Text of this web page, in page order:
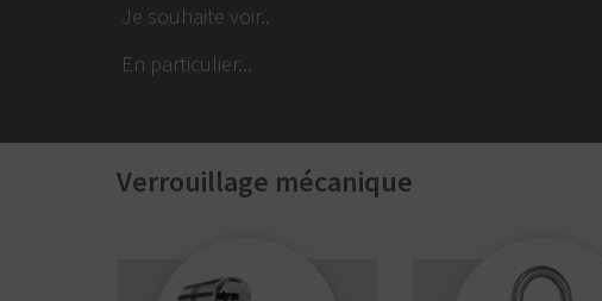
Je souhaite voir..
En particulier...
Verrouillage mécanique